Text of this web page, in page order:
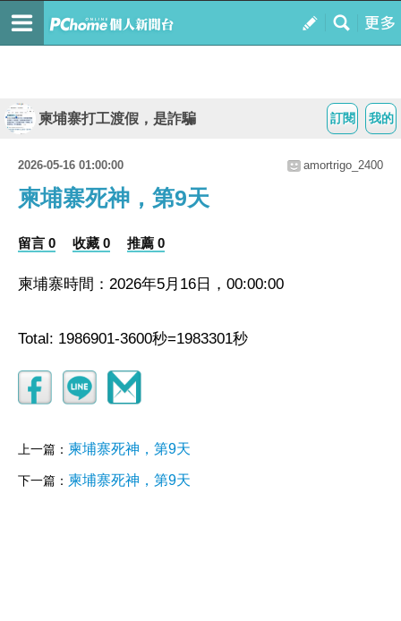
我的
訂閱
柬埔寨打工渡假，是詐騙
2026-05-16 01:00:00 amortrigo_2400
柬埔寨死神，第9天
留言 0 收藏 0 推薦 0
柬埔寨時間：2026年5月16日，00:00:00
Total: 1986901-3600秒=1983301秒
上一篇： 柬埔寨死神，第9天
下一篇： 柬埔寨死神，第9天